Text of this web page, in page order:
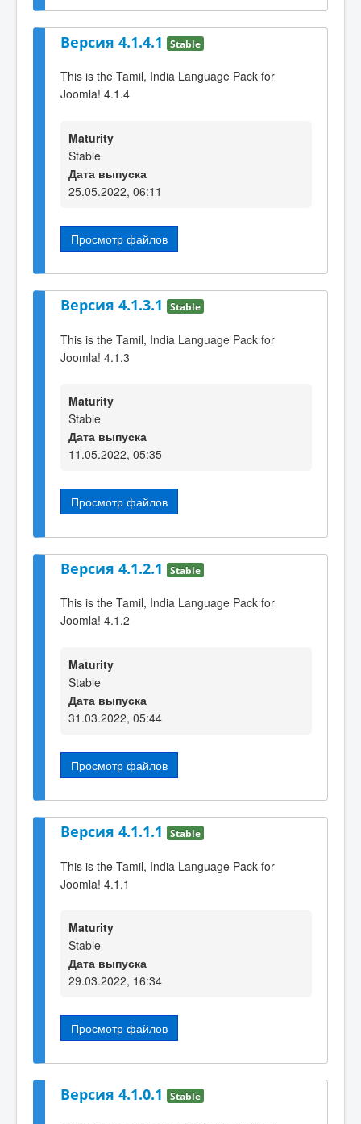
Версия 4.1.4.1 Stable
This is the Tamil, India Language Pack for
Joomla! 4.1.4
Maturity
Stable
Дата выпуска
25.05.2022, 06:11
Просмотр файлов
Версия 4.1.3.1 Stable
This is the Tamil, India Language Pack for
Joomla! 4.1.3
Maturity
Stable
Дата выпуска
11.05.2022, 05:35
Просмотр файлов
Версия 4.1.2.1 Stable
This is the Tamil, India Language Pack for
Joomla! 4.1.2
Maturity
Stable
Дата выпуска
31.03.2022, 05:44
Просмотр файлов
Версия 4.1.1.1 Stable
This is the Tamil, India Language Pack for
Joomla! 4.1.1
Maturity
Stable
Дата выпуска
29.03.2022, 16:34
Просмотр файлов
Версия 4.1.0.1 Stable